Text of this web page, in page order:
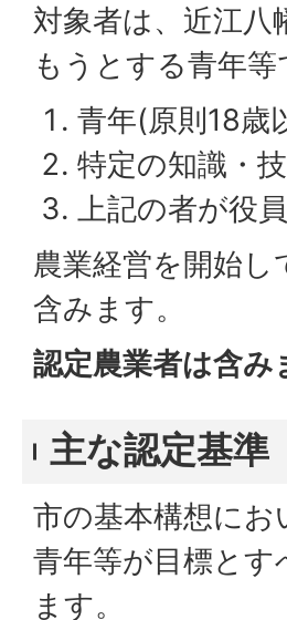
対象者は、近江
もうとする青年
青年(原則18歳
特定の知識・
上記の者が役
農業経営を開始
含みます。
認定農業者は含み
主な認定基準
市の基本構想に
青年等が目標と
ます。